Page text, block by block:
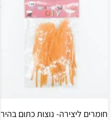
חומרים ליצירה- נוצות כתום בהיר